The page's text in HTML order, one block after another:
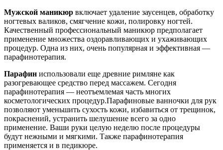
Мужской маникюр включает удаление заусенцев, обработку
ногтевых валиков, смягчение кожи, полировку ногтей.
Качественный профессиональный маникюр предполагает
применение множества оздоравливающих и ухаживающих
процедур. Одна из них, очень популярная и эффективная —
парафинотерапия.
Парафин использовали еще древние римляне как
разогревающее средство перед массажем. Сегодня
парафинотерапия — неотъемлемая часть многих
косметологических процедур.Парафиновые ванночки для рук
позволяют уменьшить сухость кожи, избавиться от трещинок,
покраснений, устранить шелушение всего за одно
применение. Ваши руки целую неделю после процедуры
будут нежными и мягкими. Также парафинотерапия
применяется и в педикюре.